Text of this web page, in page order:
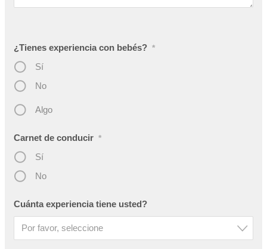
¿Tienes experiencia con bebés? *
Sí
No
Algo
Carnet de conducir *
Sí
No
Cuánta experiencia tiene usted?
Por favor, seleccione